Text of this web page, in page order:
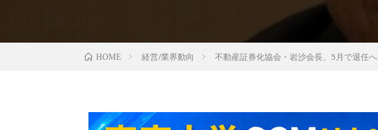
HOME 経営/業界動向 不動産証券化協会・岩沙会長、5月で退任へ